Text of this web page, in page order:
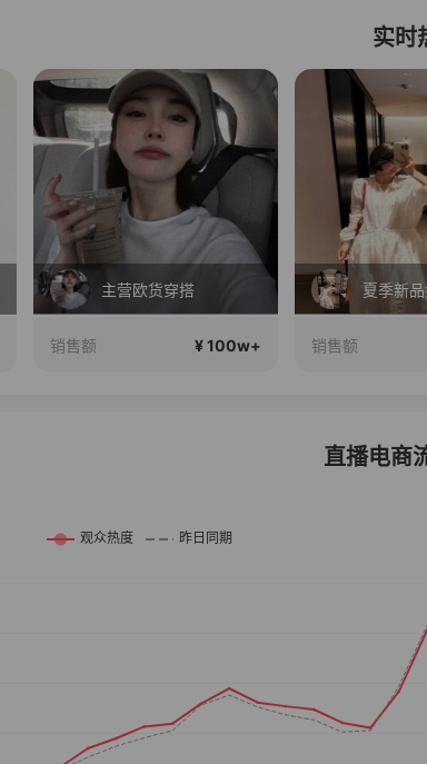
实时
主营欧货穿搭
销售额 ¥ 100w+
夏季新
销售额
直播电商